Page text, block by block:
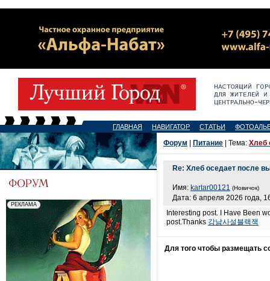
ГЛАВНАЯ НАВИГАТОР СТАТЬИ
Форум Питание | Тема: Хлеб
Re: Хлеб оседает после
Имя: kartar00121 (Новичок)
Дата: 6 апреля 2026 года,
Interesting post. I Have Been
post.Thanks 강남사설블랙잭
Для того чтобы размещать